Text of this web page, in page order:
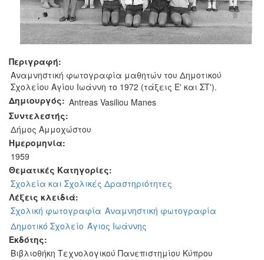
Περιγραφή:
Αναμνηστική φωτογραφία μαθητών του Δημοτικού
Σχολείου Αγίου Ιωάννη το 1972 (τάξεις Ε' και ΣΤ').
Δημιουργός: Antreas Vasiliou Manes
Συντελεστής:
Δήμος Αμμοχώστου
Ημερομηνία:
1959
Θεματικές Κατηγορίες:
Σχολεία και Σχολικές Δραστηριότητες
Λέξεις κλειδιά:
Σχολική φωτογραφία Αναμνηστική φωτογραφία
Δημοτικό Σχολείο Άγιος Ιωάννης
Εκδότης:
Βιβλιοθήκη Τεχνολογικού Πανεπιστημίου Κύπρου